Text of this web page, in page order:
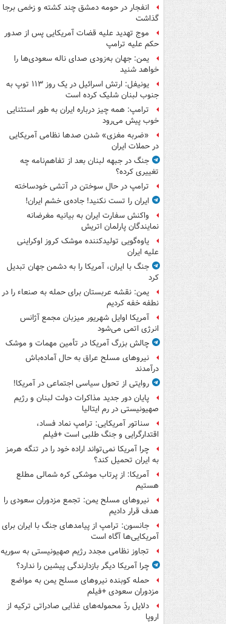
انفجار در حومه دمشق چند کشته و زخمی برجا
گذاشت
موج تهدید علیه قضات آمریکایی پس از صدور
حکم علیه ترامپ
یمن: جهان به‌زودی صدای ناله سعودی‌ها را
خواهد شنید
یونیفل: ارتش اسرائیل در یک روز ۱۱۳ توپ به
جنوب لبنان شلیک کرده است
ترامپ: همه چیز درباره ایران به طور استثنایی
خوب پیش می‌رود
«ضربه مغزی» شدن صدها نظامی آمریکایی
در حملات ایران
جنگ در جبهه لبنان بعد از تفاهم‌نامه چه
تغییری کرده؟
ترامپ در حال سوختن در آتشی خودساخته
ایران را تست نکنید! جاده‌ی خشم ایران!
واکنش سفارت ایران به بیانیه مغرضانه
نمایندگان پارلمان اتریش
یاوه‌گویی تولیدکننده موشک کروز اوکراینی
علیه ایران
جنگ با ایران، آمریکا را به دشمن جهان تبدیل
کرد
یمن: نقشه عربستان برای حمله به صنعاء را در
نطفه خفه کردیم
آمریکا اوایل شهریور میزبان مجمع آژانس
انرژی اتمی می‌شود
چالش بزرگ آمریکا در تأمین مهمات و موشک
نیروهای مسلح عراق به حال آماده‌باش
درآمدند
روایتی از تحول سیاسی اجتماعی در آمریکا!
پایان دور جدید مذاکرات دولت لبنان و رژیم
صهیونیستی در رم ایتالیا
سناتور آمریکایی: ترامپ نماد فساد،
اقتدارگرایی و جنگ طلبی است +فیلم
چرا آمریکا نمی‌تواند اراده خود را در تنگه هرمز
به ایران تحمیل کند؟
آمریکا: از پرتاب موشکی کره شمالی مطلع
هستیم
نیروهای مسلح یمن: تجمع مزدوران سعودی را
هدف قرار دادیم
جانسون: ترامپ از پیامدهای جنگ با ایران برای
آمریکایی‌ها آگاه است
تجاوز نظامی مجدد رژیم صهیونیستی به سوریه
چرا آمریکا دیگر بازدارندگی پیشین را ندارد؟
حمله کوبنده نیروهای مسلح یمن به مواضع
مزدوران سعودی +فیلم
دلایل ردّ محموله‌های غذایی صادراتی ترکیه از
اروپا